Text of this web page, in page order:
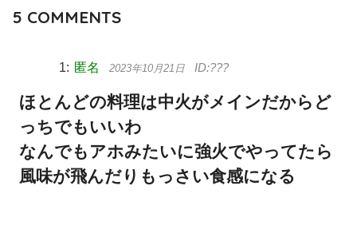
5 COMMENTS
匿名 2023年10月21日
ほとんどの料理は中火がメインだからど
っちでもいいわ
なんでもアホみたいに強火でやってたら
風味が飛んだりもっさい食感になる